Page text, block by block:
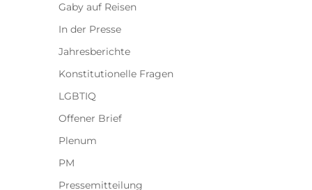
Gaby auf Reisen
In der Presse
Jahresberichte
Konstitutionelle Fragen
LGBTIQ
Offener Brief
Plenum
PM
Pressemitteilung